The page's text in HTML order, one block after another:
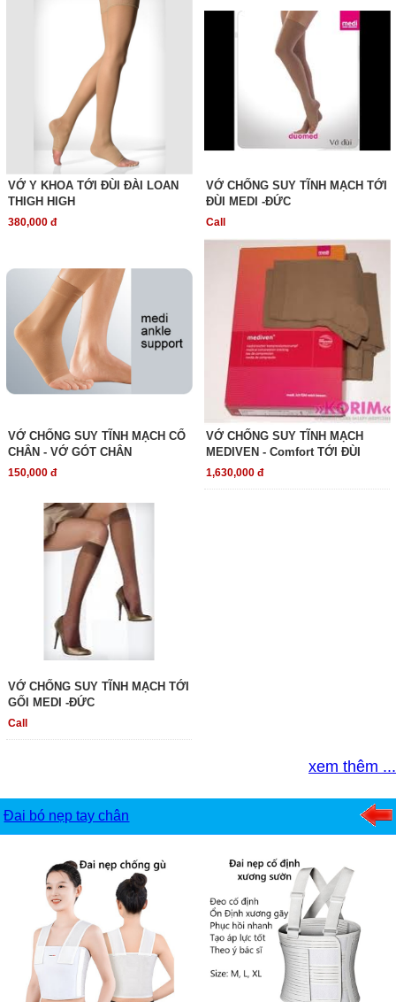
VỚ Y KHOA TỚI ĐÙI ĐÀI LOAN
THIGH HIGH
380,000 đ
VỚ CHỐNG SUY TĨNH MẠCH TỚI
ĐÙI MEDI -ĐỨC
Call
VỚ CHỐNG SUY TĨNH MẠCH CỔ
CHÂN - VỚ GÓT CHÂN
150,000 đ
VỚ CHỐNG SUY TĨNH MẠCH
MEDIVEN - Comfort TỚI ĐÙI
1,630,000 đ
VỚ CHỐNG SUY TĨNH MẠCH TỚI
GỐI MEDI -ĐỨC
Call
xem thêm ...
Đai bó nẹp tay chân